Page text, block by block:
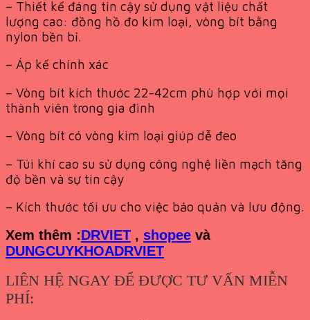
– Thiết kế đáng tin cậy sử dụng vật liệu chất
lượng cao: đồng hồ đo kim loại, vòng bít bằng
nylon bền bỉ.
– Áp kế chính xác
– Vòng bít kích thước 22-42cm phù hợp với mọi
thành viên trong gia đình
– Vòng bít có vòng kim loại giúp dễ đeo
– Túi khí cao su sử dụng công nghệ liền mạch tăng
độ bền và sự tin cậy
– Kích thước tối ưu cho việc bảo quản và lưu động.
Xem thêm :DRVIET , shopee và
DUNGCUYKHOADRVIET
LIÊN HỆ NGAY ĐỂ ĐƯỢC TƯ VẤN MIỄN
PHÍ: